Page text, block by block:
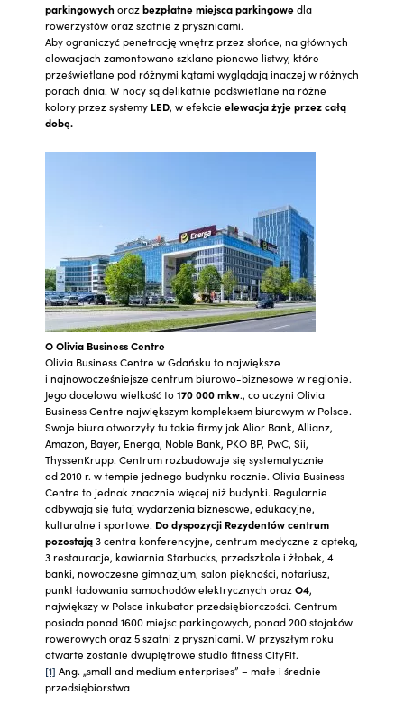
parkingowych orazbezpłatne miejsca parkingowedla
rowerzystów oraz szatnie z prysznicami.
Aby ograniczyć penetrację wnętrz przez słońce, na głównych
elewacjach zamontowano szklane pionowe listwy, które
prześwietlane pod różnymi kątami wyglądają inaczej w różnych
porach dnia. W nocy są delikatnie podświetlane na różne
kolory przez systemy LED, w efekcie elewacja żyje przez całą
dobę.
O Olivia Business Centre
Olivia Business Centre w Gdańsku to największe
i najnowocześniejsze centrum biurowo-biznesowe w regionie.
Jego docelowa wielkość to170 000 mkw., co uczyni Olivia
Business Centre największym kompleksem biurowym w Polsce.
Swoje biura otworzyły tu takie firmy jak Alior Bank, Allianz,
Amazon, Bayer, Energa, Noble Bank, PKO BP, PwC, Sii,
ThyssenKrupp. Centrum rozbudowuje się systematycznie
od 2010 r. w tempie jednego budynku rocznie. Olivia Business
Centre to jednak znacznie więcej niż budynki. Regularnie
odbywają się tutaj wydarzenia biznesowe, edukacyjne,
kulturalne i sportowe. Do dyspozycji Rezydentów centrum
pozostają3 centra konferencyjne, centrum medyczne z apteką,
3 restauracje, kawiarnia Starbucks, przedszkole i żłobek, 4
banki, nowoczesne gimnazjum, salon piękności, notariusz,
punkt ładowania samochodów elektrycznych orazO4,
największy w Polsce inkubator przedsiębiorczości. Centrum
posiada ponad 1600 miejsc parkingowych, ponad 200 stojaków
rowerowych oraz 5 szatni z prysznicami. W przyszłym roku
otwarte zostanie dwupiętrowe studio fitness CityFit.
[1] Ang. „small and medium enterprises” – małe i średnie
przedsiębiorstwa